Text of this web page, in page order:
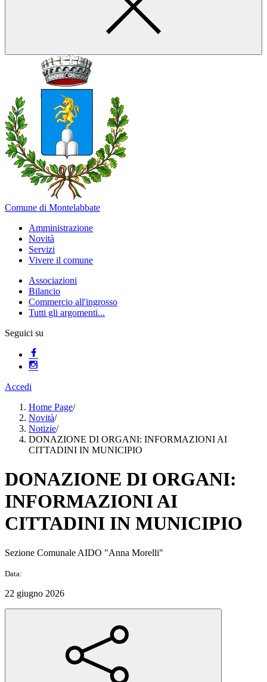
Comune di Montelabbate
Amministrazione
Novità
Servizi
Vivere il comune
Associazioni
Bilancio
Commercio all'ingrosso
Tutti gli argomenti...
Seguici su
Accedi
Home Page/
Novità/
Notizie/
DONAZIONE DI ORGANI: INFORMAZIONI AI
CITTADINI IN MUNICIPIO
DONAZIONE DI ORGANI:
INFORMAZIONI AI
CITTADINI IN MUNICIPIO
Sezione Comunale AIDO "Anna Morelli"
Data:
22 giugno 2026